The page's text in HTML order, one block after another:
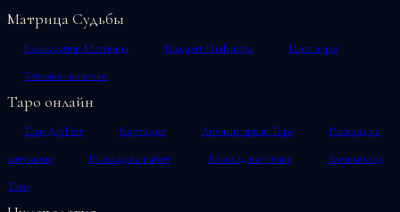
Матрица Судьбы
Калькулятор Матрицы Квадрат Пифагора
Цвет ауры
Тотемное животное
Таро онлайн
Таро Да/Нет Карта дня Личный аркан Таро
Расклад на
ситуацию
Расклад на работу Расклад на 7 чакр
Личный год
Таро